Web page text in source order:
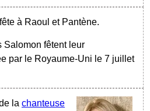
à Raoul et Pantène.
Salomon fêtent leur
par le Royaume-Uni le 7 juillet
la chanteuse